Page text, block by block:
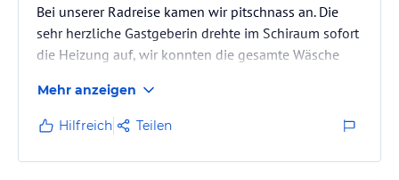
Bei unserer Radreise kamen wir pitschnass an. Die
sehr herzliche Gastgeberin drehte im Schiraum sofort
die Heizung auf, wir konnten die gesamte Wäsche
Sehr nettes, gemütliches Zimmer, mit extrem
angenehmen Matratzen.
Überall im Haus ist die Liebe zum Detail sichtbar,
alles sehr heimelig.
Mehr anzeigen
Hilfreich Teilen